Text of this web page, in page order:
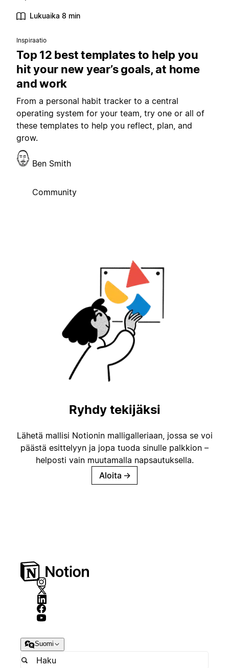
Lukuaika 8 min
Inspiraatio
Top 12 best templates to help you
hit your new year’s goals, at home
and work
From a personal habit tracker to a central
operating system for your team, try one or all of
these templates to help you reflect, plan, and
grow.
Ben Smith
Community
Ryhdy tekijäksi
Lähetä mallisi Notionin malligalleriaan, jossa se voi
päästä esittelyyn ja jopa tuoda sinulle palkkion –
helposti vain muutamalla napsautuksella.
Aloita →
Suomi